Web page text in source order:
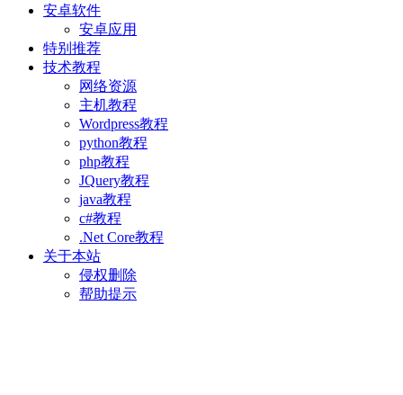
安卓软件
安卓应用
特别推荐
技术教程
网络资源
主机教程
Wordpress教程
python教程
php教程
JQuery教程
java教程
c#教程
.Net Core教程
关于本站
侵权删除
帮助提示